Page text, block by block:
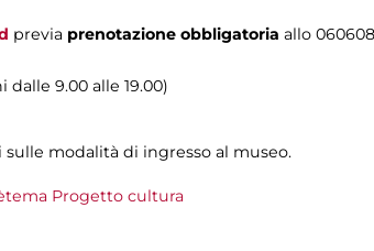
previa prenotazione obbligatoria allo 060608
9.00 alle 19.00)
modalità di ingresso al museo.
Progetto cultura